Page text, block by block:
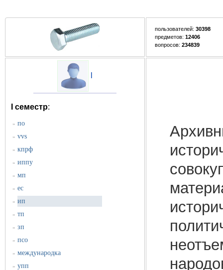
пользователей: 30398
предметов: 12406
вопросов: 234839
I семестр:
» по
» vvs
» кпрф
» иппу
» мп
» ес
» ип
» тп
» зп
» псо
» международка
» упп